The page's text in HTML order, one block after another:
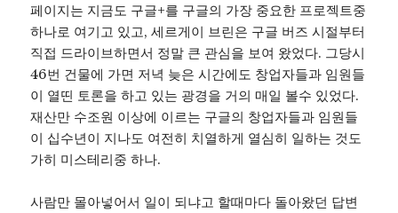
페이지는 지금도 구글+를 구글의 가장 중요한 프로젝트중
하나로 여기고 있고, 세르게이 브린은 구글 버즈 시절부터
직접 드라이브하면서 정말 큰 관심을 보여 왔었다. 그당시
46번 건물에 가면 저녁 늦은 시간에도 창업자들과 임원들
이 열띤 토론을 하고 있는 광경을 거의 매일 볼수 있었다.
재산만 수조원 이상에 이르는 구글의 창업자들과 임원들
이 십수년이 지나도 여전히 치열하게 열심히 일하는 것도
가히 미스테리중 하나.
사람만 몰아넣어서 일이 되냐고 할때마다 돌아왔던 답변